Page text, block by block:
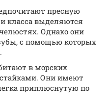
пресную
класса выделяются
Однако они
с помощью которых
в морских
Они имеют
приплюснутую по